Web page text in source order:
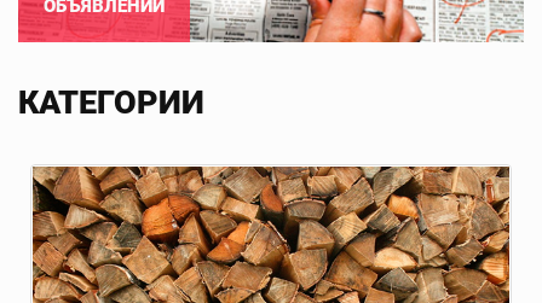
ОБЪЯВЛЕНИЙ
КАТЕГОРИИ